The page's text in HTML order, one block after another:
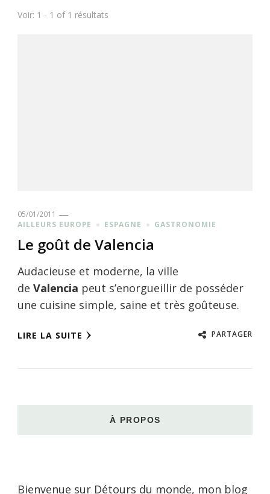
Voir: 1 - 1 of 1 résultats
05/01/2011
AILLEURS EUROPE
ESPAGNE GASTRONOMIE
Le goût de Valencia
Audacieuse et moderne, la ville
de Valencia peut s’enorgueillir de posséder
une cuisine simple, saine et très goûteuse.
LIRE LA SUITE PARTAGER
À PROPOS
Bienvenue sur Détours du monde, mon blog